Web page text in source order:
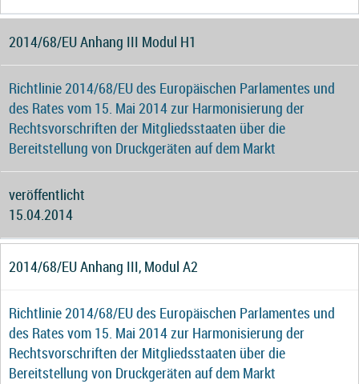
2014/68/EU Anhang III Modul H1
Richtlinie 2014/68/EU des Europäischen Parlamentes und
des Rates vom 15. Mai 2014 zur Harmonisierung der
Rechtsvorschriften der Mitgliedsstaaten über die
Bereitstellung von Druckgeräten auf dem Markt
veröffentlicht
15.04.2014
2014/68/EU Anhang III, Modul A2
Richtlinie 2014/68/EU des Europäischen Parlamentes und
des Rates vom 15. Mai 2014 zur Harmonisierung der
Rechtsvorschriften der Mitgliedsstaaten über die
Bereitstellung von Druckgeräten auf dem Markt